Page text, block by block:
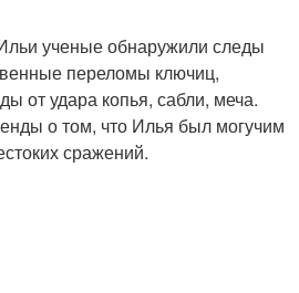
ученые обнаружили следы
переломы ключиц,
от удара копья, сабли, меча.
о том, что Илья был могучим
сражений.